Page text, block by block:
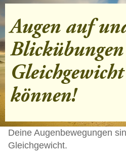
Augen auf
können!
Deine Augenbewegungen
Gleichgewicht.